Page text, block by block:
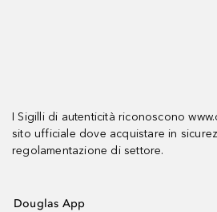
I Sigilli di autenticità riconoscono
sito ufficiale dove acquistare in
regolamentazione di settore.
Douglas App